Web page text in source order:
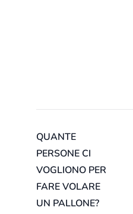
QUANTE
PERSONE CI
VOGLIONO PER
FARE VOLARE
UN PALLONE?